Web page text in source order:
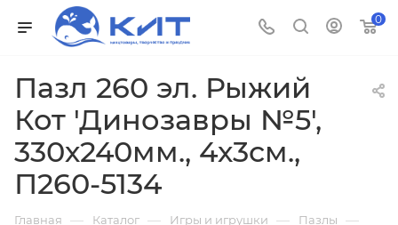
0
Пазл 260 эл. Рыжий
Кот 'Динозавры №5',
330х240мм., 4х3см.,
П260-5134
Главная — Каталог — Игры и игрушки — Пазлы —